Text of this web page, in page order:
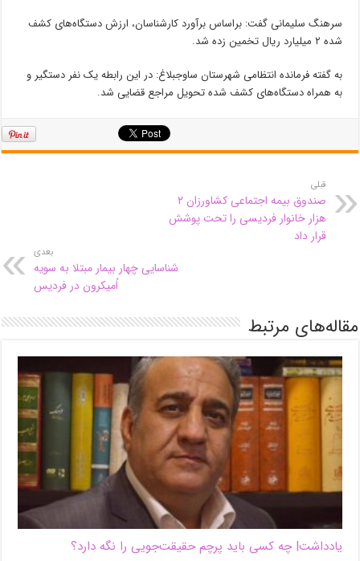
سرهنگ سلیمانی گفت: براساس برآورد کارشناسان، ارزش دستگاه‌های کشف
شده ۲ میلیارد ریال تخمین زده شد.
به گفته فرمانده انتظامی شهرستان ساوجبلاغ: در این رابطه یک نفر دستگیر و
به همراه دستگاه‌های کشف شده تحویل مراجع قضایی شد.
قبلی
صندوق بیمه اجتماعی کشاورزان ۲
هزار خانوار فردیسی را تحت پوشش
قرار داد
بعدی
شناسایی چهار بیمار مبتلا به سویه
اُمیکرون در فردیس
مقاله‌های مرتبط
یادداشت| ‌چه کسی باید پرچم حقیقت‌جویی را نگه دارد؟